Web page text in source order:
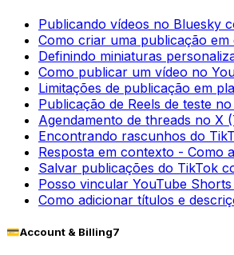
Publicando vídeos no Bluesky
Como criar uma publicação em
Definindo miniaturas
Como publicar um vídeo no
Limitações de publicação em
Publicação de Reels de teste
Agendamento de threads no X
Encontrando rascunhos do
Resposta em contexto - Como
Salvar publicações do TikTok
Posso vincular YouTube
Como adicionar títulos e
💳Account & Billing7